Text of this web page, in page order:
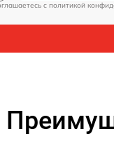
c политикой